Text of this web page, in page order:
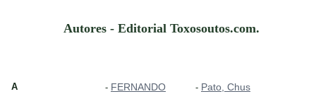
Autores - Editorial Toxosoutos.com.
A
- FERNANDO
- Pato, Chus